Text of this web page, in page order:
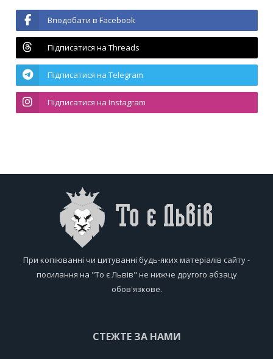
Вподобати в Facebook
Підписатися на Threads
Підписатися на Telegram
Підписатися на Instagram
При копіюванні чи цитуванні будь-яких матеріалів сайту -
посилання на "То є Львів" не нижче другого абзацу
обов'язкове.
СТЕЖТЕ ЗА НАМИ